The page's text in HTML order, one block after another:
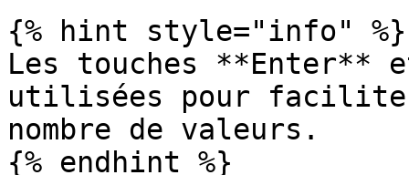
{% hint style="info" %}
Les touches **Enter**
utilisées pour
nombre de valeurs.
{% endhint %}